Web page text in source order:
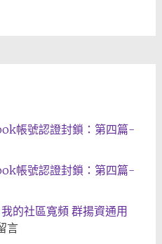
帳號認證封鎖：第四篇-
帳號認證封鎖：第四篇-
的社區寬頻 群揚資通用
言